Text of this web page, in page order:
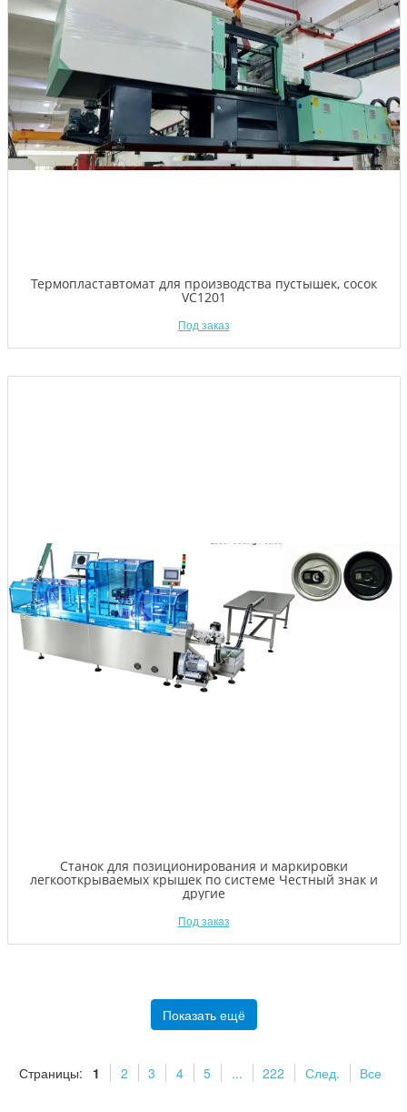
Термопластавтомат для производства пустышек, сосок
VC1201
Под заказ
Станок для позиционирования и маркировки
легкооткрываемых крышек по системе Честный знак и
другие
Под заказ
Показать ещё
Страницы: 1 2 3 4 5 ... 222 След. Все